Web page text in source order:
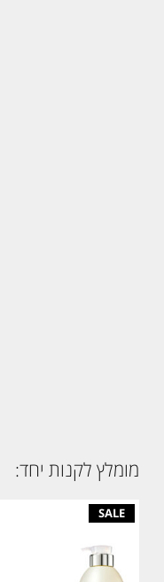
מומלץ לקנות יחד: